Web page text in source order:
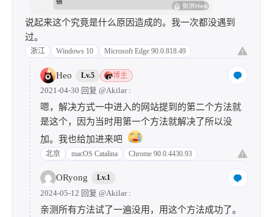
说起来这个究竟是什么原因造成的。我一次都没遇到
过。
浙江 Windows 10 Microsoft Edge 90.0.818.49
Heo Lv.5 博主
2021-04-30 回复 @Akilar:
嗯，解决方式一中进入的网站提到的第二个方法就
是这个，因为当时用第一个方法就解决了所以没
加。我也给加进来吧
北京 macOS Catalina Chrome 90.0.4430.93
ORyong Lv.1
2024-05-12 回复 @Akilar:
亲测所有方法试了一遍没用，用这个方法成功了。